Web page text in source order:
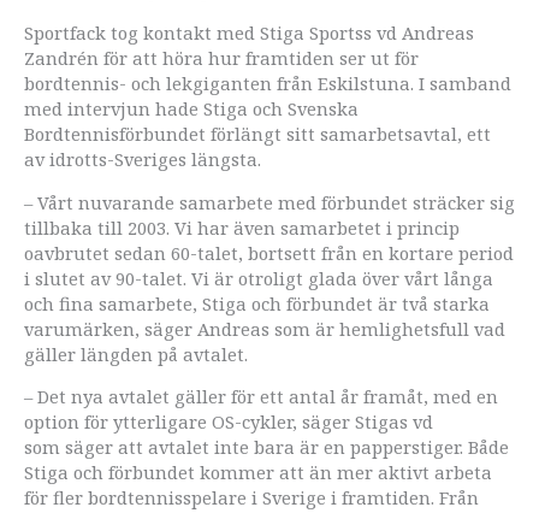
Sportfack tog kontakt med Stiga Sportss vd Andreas
Zandrén för att höra hur framtiden ser ut för
bordtennis- och lekgiganten från Eskilstuna. I samband
med intervjun hade Stiga och Svenska
Bordtennisförbundet förlängt sitt samarbetsavtal, ett
av idrotts-Sveriges längsta.
– Vårt nuvarande samarbete med förbundet sträcker sig
tillbaka till 2003. Vi har även samarbetet i princip
oavbrutet sedan 60-talet, bortsett från en kortare period
i slutet av 90-talet. Vi är otroligt glada över vårt långa
och fina samarbete, Stiga och förbundet är två starka
varumärken, säger Andreas som är hemlighetsfull vad
gäller längden på avtalet.
– Det nya avtalet gäller för ett antal år framåt, med en
option för ytterligare OS-cykler, säger Stigas vd
som säger att avtalet inte bara är en papperstiger. Både
Stiga och förbundet kommer att än mer aktivt arbeta
för fler bordtennisspelare i Sverige i framtiden. Från